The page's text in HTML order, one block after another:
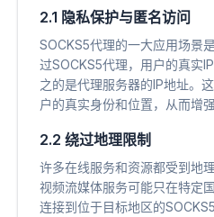
2.1 隐私保护与匿名访问
SOCKS5代理的一大应用场景
过SOCKS5代理，用户的真实
之的是代理服务器的IP地址。
户的真实身份和位置，从而增
2.2 绕过地理限制
许多在线服务和资源都受到地
视频流媒体服务可能只在特定
连接到位于目标地区的